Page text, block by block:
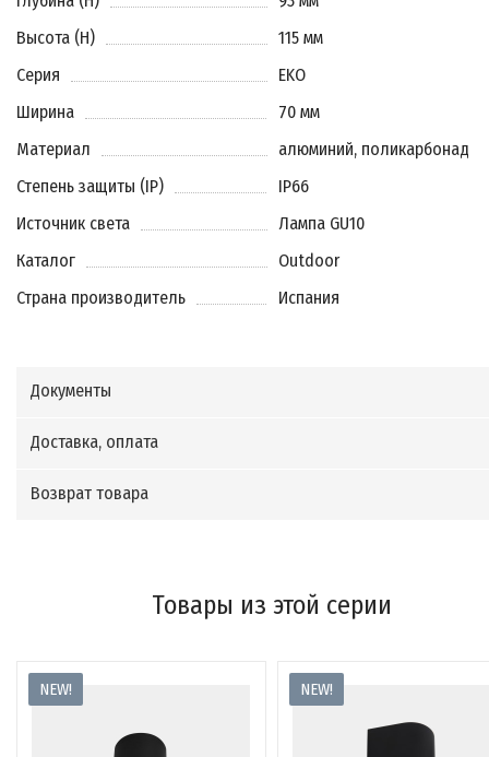
Высота (H)
115 мм
Серия
EKO
Ширина
70 мм
Материал
алюминий, поликарбонад
Степень защиты (IP)
IP66
Источник света
Лампа GU10
Каталог
Outdoor
Страна производитель
Испания
Документы
Доставка, оплата
Возврат товара
Товары из этой серии
NEW! NEW!